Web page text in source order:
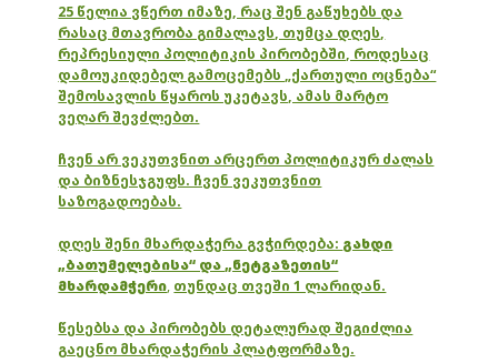
25 წელია ვწერთ იმაზე, რაც შენ გაწუხებს და
რასაც მთავრობა გიმალავს, თუმცა დღეს,
რეპრესიული პოლიტიკის პირობებში, როდესაც
დამოუკიდებელ გამოცემებს „ქართული ოცნება“
შემოსავლის წყაროს უკეტავს, ამას მარტო
ვეღარ შევძლებთ.
ჩვენ არ ვეკუთვნით არცერთ პოლიტიკურ ძალას
და ბიზნესჯგუფს. ჩვენ ვეკუთვნით
საზოგადოებას.
დღეს შენი მხარდაჭერა გვჭირდება: გახდი
„ბათუმელებისა“ და „ნეტგაზეთის“
მხარდამჭერი, თუნდაც თვეში 1 ლარიდან.
წესებსა და პირობებს დეტალურად შეგიძლია
გაეცნო მხარდაჭერის პლატფორმაზე.